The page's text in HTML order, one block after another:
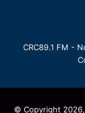
CRC89.1 FM -
© Copyright